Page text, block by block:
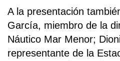
A la presentación
García, miembro de la
Náutico Mar Menor;
representante de la